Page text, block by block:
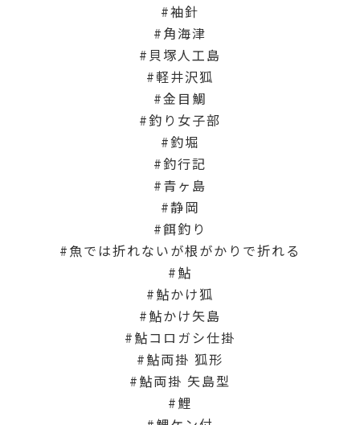
袖針
角海津
貝塚人工島
軽井沢狐
金目鯛
釣り女子部
釣堀
釣行記
青ヶ島
静岡
餌釣り
魚では折れないが根がかりで折れる
鮎
鮎かけ狐
鮎かけ矢島
鮎コロガシ仕掛
鮎両掛 狐形
鮎両掛 矢島型
鯉